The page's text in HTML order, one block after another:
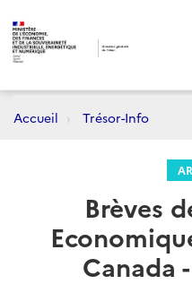
Accueil Trésor-Info
Brèves
Canada